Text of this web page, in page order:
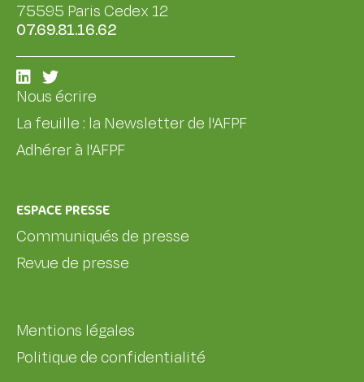
75595 Paris Cedex 12
07.69.81.16.62
Nous écrire
La feuille : la Newsletter de l'AFPF
Adhérer à l'AFPF
ESPACE PRESSE
Communiqués de presse
Revue de presse
Mentions légales
Politique de confidentialité